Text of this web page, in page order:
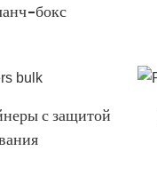
бокс
с защитой